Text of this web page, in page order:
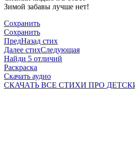
Зимой забавы лучше нет!
Сохранить
Сохранить
ПредНазад стих
Далее стихСледующая
Найди 5 отличий
Раскраска
Скачать аудио
СКАЧАТЬ ВСЕ СТИХИ ПРО